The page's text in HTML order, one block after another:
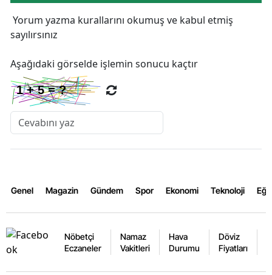
Yorum yazma kurallarını okumuş ve kabul etmiş
sayılırsınız
Aşağıdaki görselde işlemin sonucu kaçtır
Genel Magazin Gündem Spor Ekonomi Teknoloji
Nöbetçi
Eczaneler
Namaz
Vakitleri
Hava
Durumu
Döviz
Fiyatları